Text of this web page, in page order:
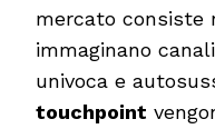
mercato consiste
immaginano
univoca e
touchpoint